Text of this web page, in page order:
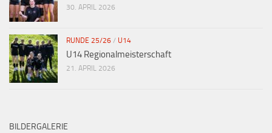
30. APRIL 2026
RUNDE 25/26 / U14
U14 Regionalmeisterschaft
21. APRIL 2026
BILDERGALERIE